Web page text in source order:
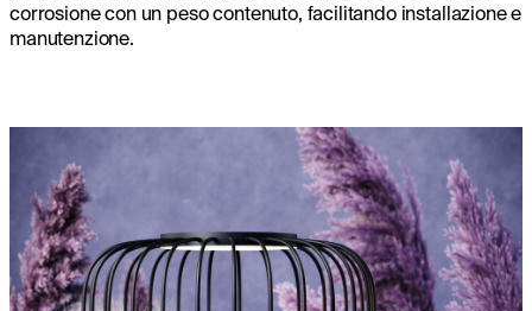
corrosione con un peso contenuto, facilitando installazione e
manutenzione.